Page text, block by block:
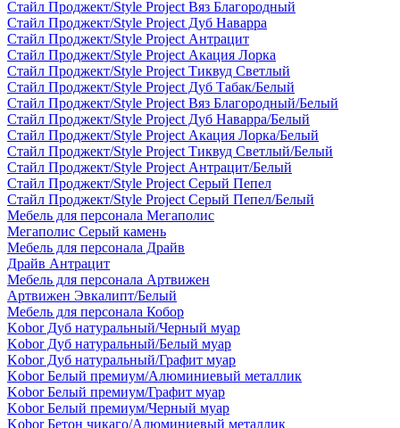
Стайл Проджект/Style Project Вяз Благородный
Стайл Проджект/Style Project Дуб Наварра
Стайл Проджект/Style Project Антрацит
Стайл Проджект/Style Project Акация Лорка
Стайл Проджект/Style Project Тиквуд Светлый
Стайл Проджект/Style Project Дуб Табак/Белый
Стайл Проджект/Style Project Вяз Благородный/Белый
Стайл Проджект/Style Project Дуб Наварра/Белый
Стайл Проджект/Style Project Акация Лорка/Белый
Стайл Проджект/Style Project Тиквуд Светлый/Белый
Стайл Проджект/Style Project Антрацит/Белый
Стайл Проджект/Style Project Серый Пепел
Стайл Проджект/Style Project Серый Пепел/Белый
Мебель для персонала Мегаполис
Мегаполис Серый камень
Мебель для персонала Драйв
Драйв Антрацит
Мебель для персонала Артвижен
Артвижен Эвкалипт/Белый
Мебель для персонала Кобор
Kobor Дуб натуральный/Черный муар
Kobor Дуб натуральный/Белый муар
Kobor Дуб натуральный/Графит муар
Kobor Белый премиум/Алюминиевый металлик
Kobor Белый премиум/Графит муар
Kobor Белый премиум/Черный муар
Kobor Бетон чикаго/Алюминиевый металлик